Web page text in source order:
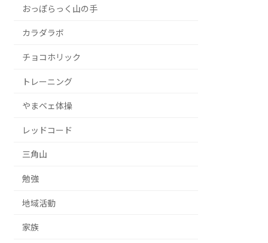
おっぽらっく山の手
カラダラボ
チョコホリック
トレーニング
やまベェ体操
レッドコード
三角山
勉強
地域活動
家族